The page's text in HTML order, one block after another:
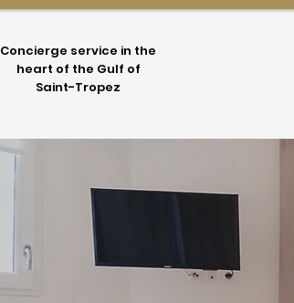
Concierge service in the
heart of the Gulf of
Saint-Tropez